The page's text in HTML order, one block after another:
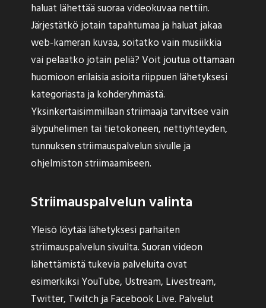
haluat lähettää suoraa videokuvaa nettiin.
Järjestätkö jotain tapahtumaa ja haluat jakaa
web-kameran kuvaa, soitatko vain musiikkia
vai pelaatko jotain peliä? Voit joutua ottamaan
huomioon erilaisia asioita riippuen lähetyksesi
kategoriasta ja kohderyhmästä.
Yksinkertaisimmillaan striimaaja tarvitsee vain
älypuhelimen tai tietokoneen, nettiyhteyden,
tunnuksen striimauspalvelun sivulle ja
ohjelmiston striimaamiseen.
Striimauspalvelun valinta
Yleisö löytää lähetyksesi parhaiten
striimauspalvelun sivuilta. Suoran videon
lähettämistä tukevia palveluita ovat
esimerkiksi YouTube, Ustream, Livestream,
Twitter, Twitch ja Facebook Live. Palvelut